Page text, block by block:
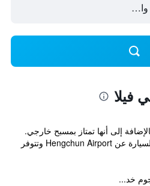
فيلا
فاخرة بالإضافة إلى أنها تمتاز بمسبح خارجي.
تبعد الملكية مسافة 15 دقيقة بالسيارة عن Hengchun Airport وتتوفر